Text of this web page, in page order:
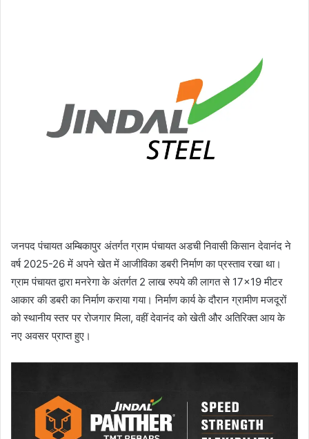
जनपद पंचायत अम्बिकापुर अंतर्गत ग्राम पंचायत अडची निवासी किसान देवानंद ने
वर्ष 2025-26 में अपने खेत में आजीविका डबरी निर्माण का प्रस्ताव रखा था।
ग्राम पंचायत द्वारा मनरेगा के अंतर्गत 2 लाख रुपये की लागत से 17×19 मीटर
आकार की डबरी का निर्माण कराया गया। निर्माण कार्य के दौरान ग्रामीण मजदूरों
को स्थानीय स्तर पर रोजगार मिला, वहीं देवानंद को खेती और अतिरिक्त आय के
नए अवसर प्राप्त हुए।